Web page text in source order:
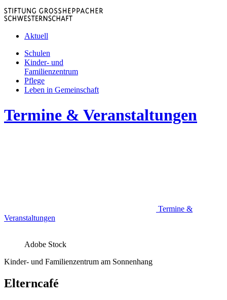
Aktuell
Schulen
Kinder- und
Familienzentrum
Pflege
Leben in Gemeinschaft
Termine & Veranstaltungen
Termine &
Veranstaltungen
Adobe Stock
Kinder- und Familienzentrum am Sonnenhang
Elterncafé